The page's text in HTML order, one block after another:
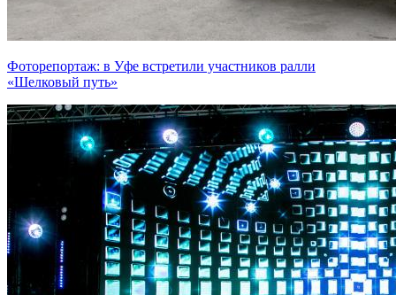
Фоторепортаж: в Уфе встретили участников ралли
«Шелковый путь»